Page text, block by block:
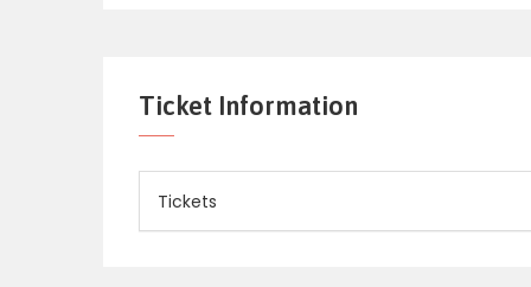
Ticket Information
Tickets